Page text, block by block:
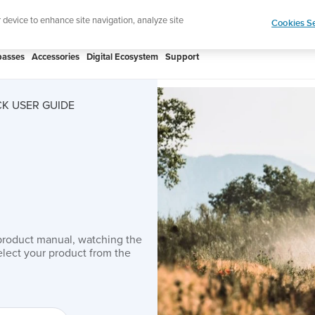
sports watch designed for runners Shop
Accessories Digital Ecosystem Support
USER GUIDE
manual, watching the
your product from the
to enhance site navigation, analyze site Cookies